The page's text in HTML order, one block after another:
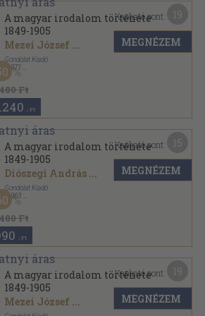
A magyar irodalom története
1849-1905
Mezei József ...
Gondolat Kiadó
, 1971
Vászon
Ft
,-Ft
Kapható pont:
MEGNÉZEM
A magyar irodalom története
1849-1905
Diószegi András ...
Gondolat Kiadó
, 1963
Vászon
Ft
,-Ft
Kapható pont:
MEGNÉZEM
A magyar irodalom története
1849-1905
Mezei József ...
Kapható pont:
MEGNÉZEM